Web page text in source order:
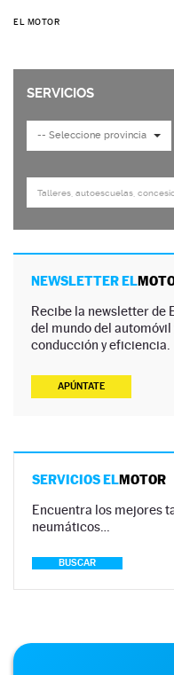
EL MOTOR
NEWSLETTER EL
Recibe la newsletter de
del mundo del
conducción y eficiencia.
APÚNTATE
SERVICIOS ELMOTOR
Encuentra los mejores
neumáticos…
BUSCAR